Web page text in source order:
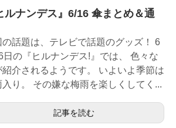
ルナンデス』6/16 傘まとめ＆通
の話題は、テレビで話題のグッズ！ 6
日の『ヒルナンデス!』では、 色々な
紹介されるようです。 いよいよ季節は
入り。 その嫌な梅雨を楽しくしてく...
記事を読む